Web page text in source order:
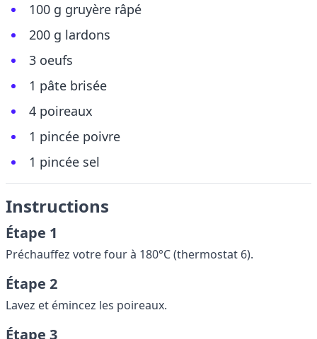
100 g gruyère râpé
200 g lardons
3 oeufs
1 pâte brisée
4 poireaux
1 pincée poivre
1 pincée sel
Instructions
Étape 1
Préchauffez votre four à 180°C (thermostat 6).
Étape 2
Lavez et émincez les poireaux.
Étape 3